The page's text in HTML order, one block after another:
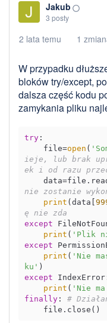
Jakub panorama_fish_eye
3 posty
2 lata temu 1
W przypadku
bloków try/except,
dalsza część kodu
zamykania pliku
try:
    file=
open (
ieje, lub brak
ek i od razu
nie zostanie
print (data[
ę nie zda
except
print ( 'Plik
except
print ( 'Nie
ku'
except
print ( 'Nie
finally: #